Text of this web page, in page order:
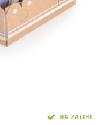
NA ZALIHI